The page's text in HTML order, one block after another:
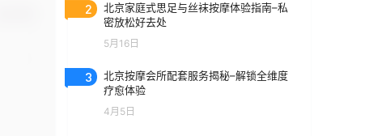
2
北京家庭式思足与丝袜按摩体验指南–私
密放松好去处
5月16日
3
北京按摩会所配套服务揭秘–解锁全维度
疗愈体验
4月5日